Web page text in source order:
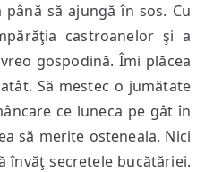
să ajungă în sos. Cu
castroanelor şi a
gospodină. Îmi plăcea
Să mestec o jumătate
ce luneca pe gât în
să merite osteneala. Nici
învăţ secretele bucătăriei.